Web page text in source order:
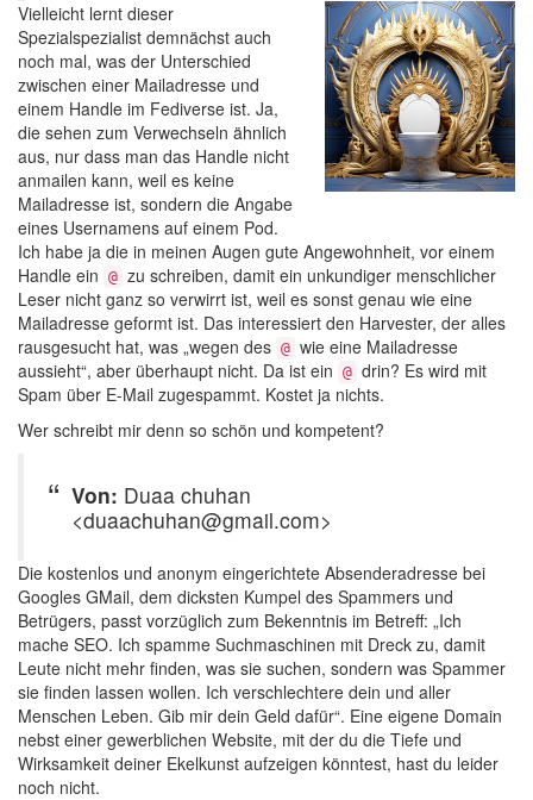
Vielleicht lernt dieser
Spezialspezialist demnächst auch
noch mal, was der Unterschied
zwischen einer Mailadresse und
einem Handle im Fediverse ist. Ja,
die sehen zum Verwechseln ähnlich
aus, nur dass man das Handle nicht
anmailen kann, weil es keine
Mailadresse ist, sondern die Angabe
eines Usernamens auf einem Pod.
Ich habe ja die in meinen Augen gute Angewohnheit, vor einem
Handle ein @ zu schreiben, damit ein unkundiger menschlicher
Leser nicht ganz so verwirrt ist, weil es sonst genau wie eine
Mailadresse geformt ist. Das interessiert den Harvester, der alles
rausgesucht hat, was „wegen des @ wie eine Mailadresse
aussieht“, aber überhaupt nicht. Da ist ein @ drin? Es wird mit
Spam über E-Mail zugespammt. Kostet ja nichts.
Wer schreibt mir denn so schön und kompetent?
Von: Duaa chuhan
<duaachuhan@gmail.com>
Die kostenlos und anonym eingerichtete Absenderadresse bei
Googles GMail, dem dicksten Kumpel des Spammers und
Betrügers, passt vorzüglich zum Bekenntnis im Betreff: „Ich
mache SEO. Ich spamme Suchmaschinen mit Dreck zu, damit
Leute nicht mehr finden, was sie suchen, sondern was Spammer
sie finden lassen wollen. Ich verschlechtere dein und aller
Menschen Leben. Gib mir dein Geld dafür“. Eine eigene Domain
nebst einer gewerblichen Website, mit der du die Tiefe und
Wirksamkeit deiner Ekelkunst aufzeigen könntest, hast du leider
noch nicht.